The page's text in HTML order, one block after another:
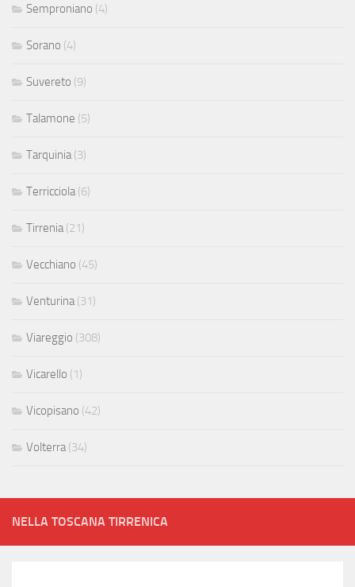
Semproniano (4)
Sorano (4)
Suvereto (9)
Talamone (5)
Tarquinia (3)
Terricciola (6)
Tirrenia (21)
Vecchiano (45)
Venturina (31)
Viareggio (308)
Vicarello (1)
Vicopisano (42)
Volterra (34)
NELLA TOSCANA TIRRENICA